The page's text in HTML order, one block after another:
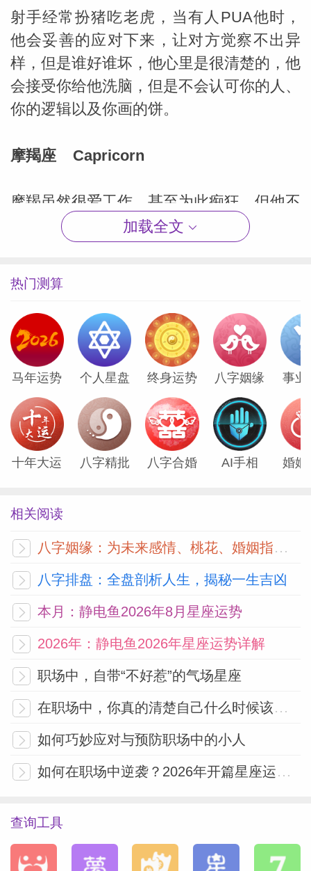
射手经常扮猪吃老虎，当有人PUA他时，
他会妥善的应对下来，让对方觉察不出异
样，但是谁好谁坏，他心里是很清楚的，他
会接受你给他洗脑，但是不会认可你的人、
你的逻辑以及你画的饼。
摩羯座 Capricorn
摩羯虽然很爱工作，甚至为此痴狂，但他不
是傻子，当他的付出和努力换不回应有的回
报时，人家才不会继续呢！所以在职场中，
啥都白费。
水瓶座 Aquarius
水瓶是反PUA先锋，目前还没出现能给他
洗脑的人物呢，你给他画饼、你给他承诺，
你觉得他会信吗？他可能还会反问你拿什么
给他实现承诺！水瓶从始至终都是最清醒的
双鱼座 Pisces
双鱼只是表面上看起来比较单纯，其实他的
心思很细腻。在职场中，你给他画饼、给他
承诺，其实都没有用，他只是表面上给你点
积极的回应，不让你下不来台，实际内心丝
加载全文
热门测算
马年运势 个人星盘 终身运势 八字姻缘 事业
十年大运 八字精批 八字合婚 AI手相 婚姻
相关阅读
八字姻缘：为未来感情、桃花、婚姻指明方向
八字排盘：全盘剖析人生，揭秘一生吉凶
本月：静电鱼2026年8月星座运势
2026年：静电鱼2026年星座运势详解
职场中，自带“不好惹”的气场星座
在职场中，你真的清楚自己什么时候该换工作吗？
如何巧妙应对与预防职场中的小人
如何在职场中逆袭？2026年开篇星座运势指南
查询工具